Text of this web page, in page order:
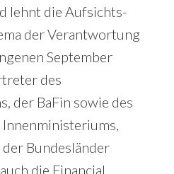
lehnt die Aufsichts-
der Verantwortung
September
des
der BaFin sowie des
Bundesländer
die Financial